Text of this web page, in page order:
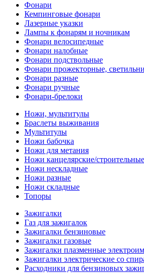
Фонари
Кемпинговые фонари
Лазерные указки
Лампы к фонарям и ночникам
Фонари велосипедные
Фонари налобные
Фонари подствольные
Фонари прожекторные,
Фонари разные
Фонари ручные
Фонари-брелоки
Ножи, мультитулы
Браслеты выживания
Мультитулы
Ножи бабочка
Ножи для метания
Ножи канцелярские/строительные
Ножи нескладные
Ножи разные
Ножи складные
Топоры
Зажигалки
Газ для зажигалок
Зажигалки бензиновые
Зажигалки газовые
Зажигалки плазменные
Зажигалки электрические со
Расходники для бензиновых